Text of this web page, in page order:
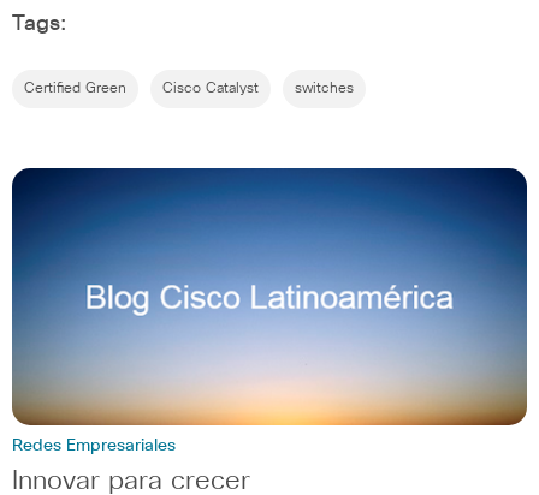
Tags:
Certified Green Cisco Catalyst switches
Redes Empresariales
Innovar para crecer